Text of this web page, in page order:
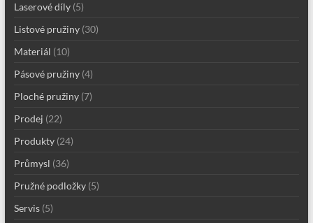
Laserové díly(5)
Listové pružiny(30)
Materiál (10)
Pásové pružiny(4)
Ploché pružiny(7)
Prodej (22)
Produkty(24)
Průmysl (36)
Pružné podložky(5)
Servis(5)